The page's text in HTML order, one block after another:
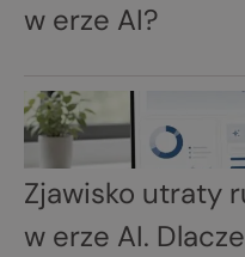
w erze AI?
Zjawisko utraty
w erze AI.